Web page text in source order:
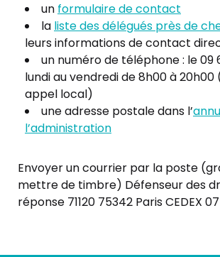
un formulaire de contact
la liste des délégués près de
leurs informations de contact
un numéro de téléphone : le 09
lundi au vendredi de 8h00 à 20h00
appel local)
une adresse postale dans l’
l’administration
Envoyer un courrier par la poste
mettre de timbre) Défenseur des
réponse 71120 75342 Paris CEDEX 07